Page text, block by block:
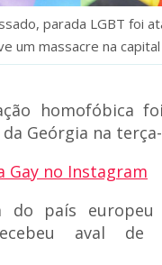
parada LGBT foi
um massacre na
homofóbica
Geórgia na
Gay no Instagram
do país
aval